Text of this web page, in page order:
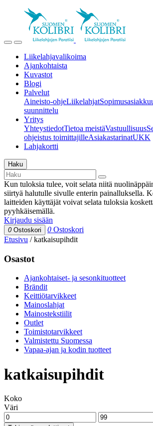
Liikelahjavalikoima
Ajankohtaista
Kuvastot
Blogi
Palvelut
Aineisto-ohjeLiikelahjat
suunnittelu
Yritys
YhteystiedotTietoa meistäVastuullisuus
ohjeistus toimittajilleAsiakastarinatUKK
Lahjakortti
Haku
Kun tuloksia tulee, voit selata niitä
siirtyä halutulle sivulle enterin painalluksella.
laitteiden käyttäjät voivat selata tuloksia
pyyhkäisemällä.
Kirjaudu sisään
0 Ostoskori 0 Ostoskori
Etusivu /katkaisupihdit
Osastot
Ajankohtaiset- ja sesonkituotteet
Brändit
Keittiötarvikkeet
Mainoslahjat
Mainostekstiilit
Outlet
Toimistotarvikkeet
Valmistettu Suomessa
Vapaa-ajan ja kodin tuotteet
katkaisupihdit
Koko
Väri